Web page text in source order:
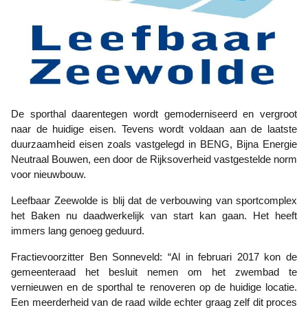
De sporthal daarentegen wordt gemoderniseerd en vergroot
naar de huidige eisen. Tevens wordt voldaan aan de laatste
duurzaamheid eisen zoals vastgelegd in BENG, Bijna Energie
Neutraal Bouwen, een door de Rijksoverheid vastgestelde norm
voor nieuwbouw.
Leefbaar Zeewolde is blij dat de verbouwing van sportcomplex
het Baken nu daadwerkelijk van start kan gaan. Het heeft
immers lang genoeg geduurd.
Fractievoorzitter Ben Sonneveld: “Al in februari 2017 kon de
gemeenteraad het besluit nemen om het zwembad te
vernieuwen en de sporthal te renoveren op de huidige locatie.
Een meerderheid van de raad wilde echter graag zelf dit proces